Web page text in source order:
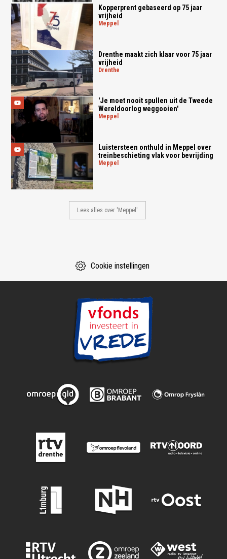
Kopperprent gebaseerd op 75 jaar
vrijheid
meppel
Drenthe maakt zich klaar voor 75 jaar
vrijheid
drenthe
'Je moet nooit spullen uit de Tweede
Wereldoorlog weggooien'
meppel
Luistersteen onthuld in Meppel over
treinbeschieting vlak voor bevrijding
meppel
Lees alles over 'Meppel'
Cookie instellingen